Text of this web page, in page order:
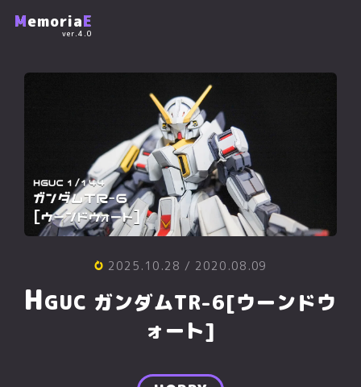
MemoriaE
ver.4.0
2025.10.28 / 2020.08.09
HGUC ガンダムTR-6[ウーンドウ
ォート]